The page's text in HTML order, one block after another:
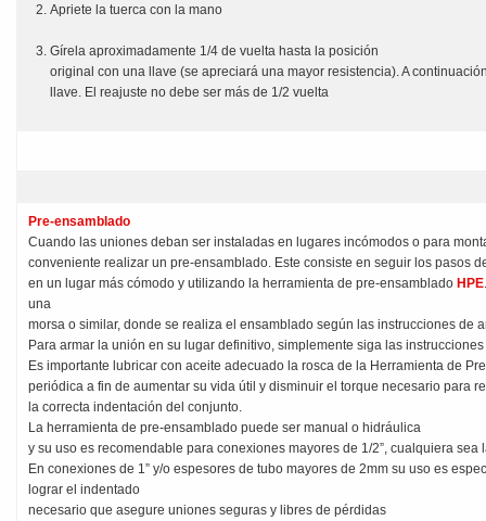
Apriete la tuerca con la mano
Gírela aproximadamente 1/4 de vuelta hasta la posición
original con una llave (se apreciará una mayor resistencia). A
llave. El reajuste no debe ser más de 1/2 vuelta
Pre-ensamblado
Cuando las uniones deban ser instaladas en lugares incómodos o para
conveniente realizar un pre-ensamblado. Este consiste en seguir los pasos
en un lugar más cómodo y utilizando la herramienta de pre-ensamblado HPE
una
morsa o similar, donde se realiza el ensamblado según las instrucciones de
Para armar la unión en su lugar definitivo, simplemente siga las
Es importante lubricar con aceite adecuado la rosca de la Herramienta de
periódica a fin de aumentar su vida útil y disminuir el torque necesario para
la correcta indentación del conjunto.
La herramienta de pre-ensamblado puede ser manual o hidráulica
y su uso es recomendable para conexiones mayores de 1/2”, cualquiera sea
En conexiones de 1” y/o espesores de tubo mayores de 2mm su uso es
lograr el indentado
necesario que asegure uniones seguras y libres de pérdidas